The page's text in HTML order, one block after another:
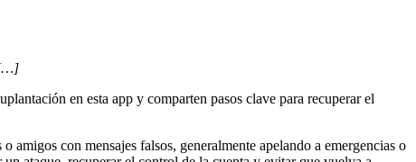
[…]
en esta app y comparten pasos clave para recuperar el
amigos con mensajes falsos, generalmente apelando a emergencias o